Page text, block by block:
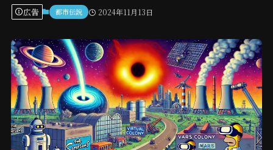
広告 都市伝説 2024年11月13日